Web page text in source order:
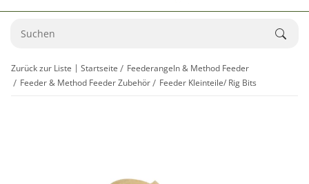
Zurück zur Liste Startseite
Feederangeln & Method Feeder
Feeder & Method Feeder Zubehör
Feeder Kleinteile/ Rig Bits